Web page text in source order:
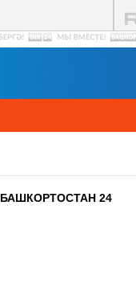
БАШКОРТОСТАН 24